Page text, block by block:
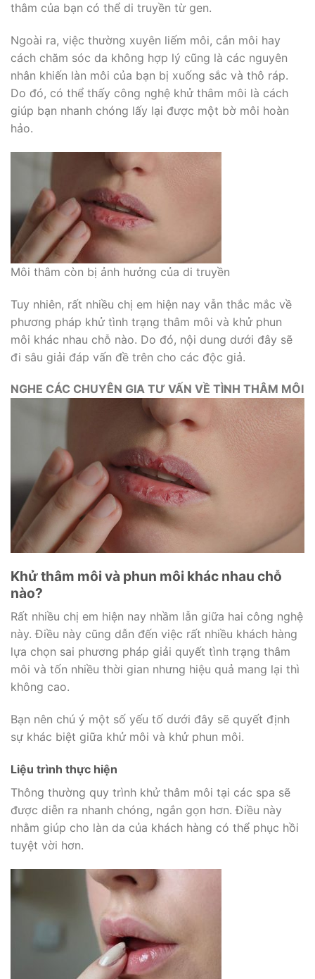
thâm của bạn có thể di truyền từ gen.
Ngoài ra, việc thường xuyên liếm môi, cắn môi hay
cách chăm sóc da không hợp lý cũng là các nguyên
nhân khiến làn môi của bạn bị xuống sắc và thô ráp.
Do đó, có thể thấy công nghệ khử thâm môi là cách
giúp bạn nhanh chóng lấy lại được một bờ môi hoàn
hảo.
Môi thâm còn bị ảnh hưởng của di truyền
Tuy nhiên, rất nhiều chị em hiện nay vẫn thắc mắc về
phương pháp khử tình trạng thâm môi và khử phun
môi khác nhau chỗ nào. Do đó, nội dung dưới đây sẽ
đi sâu giải đáp vấn đề trên cho các độc giả.
NGHE CÁC CHUYÊN GIA TƯ VẤN VỀ TÌNH THÂM MÔI
Khử thâm môi và phun môi khác nhau chỗ
nào?
Rất nhiều chị em hiện nay nhầm lẫn giữa hai công nghệ
này. Điều này cũng dẫn đến việc rất nhiều khách hàng
lựa chọn sai phương pháp giải quyết tình trạng thâm
môi và tốn nhiều thời gian nhưng hiệu quả mang lại thì
không cao.
Bạn nên chú ý một số yếu tố dưới đây sẽ quyết định
sự khác biệt giữa khử môi và khử phun môi.
Liệu trình thực hiện
Thông thường quy trình khử thâm môi tại các spa sẽ
được diễn ra nhanh chóng, ngắn gọn hơn. Điều này
nhằm giúp cho làn da của khách hàng có thể phục hồi
tuyệt vời hơn.